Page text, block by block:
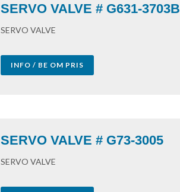
SERVO VALVE # G631-3703B
SERVO VALVE
INFO / BE OM PRIS
SERVO VALVE # G73-3005
SERVO VALVE